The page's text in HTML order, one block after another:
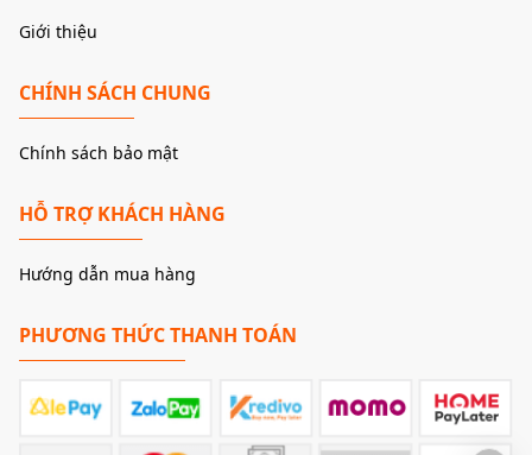
Giới thiệu
CHÍNH SÁCH CHUNG
Chính sách bảo mật
HỖ TRỢ KHÁCH HÀNG
Hướng dẫn mua hàng
PHƯƠNG THỨC THANH TOÁN